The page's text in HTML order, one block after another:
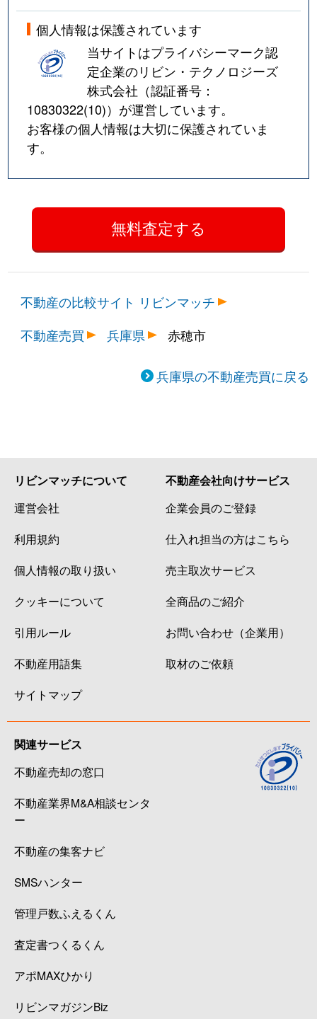
個人情報は保護されています
当サイトはプライバシーマーク認
定企業のリビン・テクノロジーズ
株式会社（認証番号：
10830322(10)）が運営しています。
お客様の個人情報は大切に保護されていま
す。
不動産の比較サイト リビンマッチ
不動産売買
兵庫県 赤穂市
兵庫県の不動産売買に戻る
リビンマッチについて
運営会社
利用規約
個人情報の取り扱い
クッキーについて
引用ルール
不動産用語集
サイトマップ
不動産会社向けサービス
企業会員のご登録
仕入れ担当の方はこちら
売主取次サービス
全商品のご紹介
お問い合わせ（企業用）
取材のご依頼
関連サービス
不動産売却の窓口
不動産業界M&A相談センタ
ー
不動産の集客ナビ
SMSハンター
管理戸数ふえるくん
査定書つくるくん
アポMAXひかり
リビンマガジンBiz